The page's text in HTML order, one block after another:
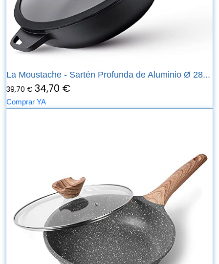
La Moustache - Sartén Profunda de Aluminio Ø 28...
39,70 € 34,70 €
Comprar YA